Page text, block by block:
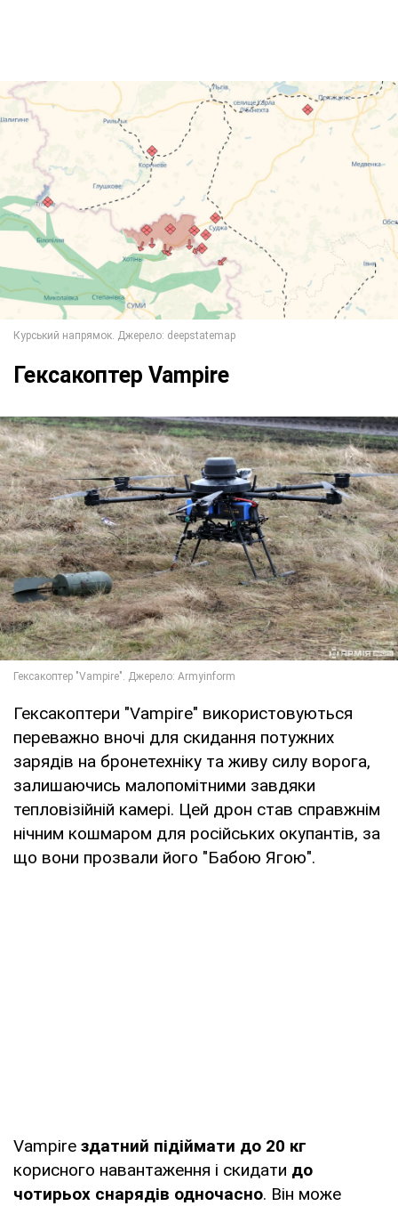
Гексакоптер Vampire
Гексакоптери "Vampire" використовуються
переважно вночі для скидання потужних
зарядів на бронетехніку та живу силу ворога,
залишаючись малопомітними завдяки
тепловізійній камері. Цей дрон став справжнім
нічним кошмаром для російських окупантів, за
що вони прозвали його "Бабою Ягою".
Vampire здатний підіймати до 20 кг
корисного навантаження і скидати до
чотирьох снарядів одночасно. Він може